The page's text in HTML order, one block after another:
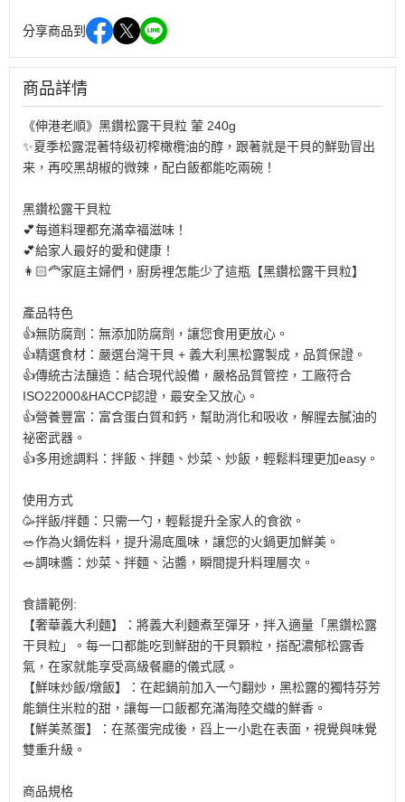
分享商品到
商品詳情
《伸港老順》黑鑽松露干貝粒 葷 240g
✨夏季松露混著特级初榨橄欖油的醇，跟著就是干貝的鮮勁冒出
来，再咬黑胡椒的微辣，配白飯都能吃兩碗！
黑鑽松露干貝粒
💕每道料理都充滿幸福滋味！
💕給家人最好的愛和健康！
👩🏻‍🦰家庭主婦們，廚房裡怎能少了這瓶【黑鑽松露干貝粒】
產品特色
👍無防腐劑：無添加防腐劑，讓您食用更放心。
👍精選食材：嚴選台灣干貝 + 義大利黑松露製成，品質保證。
👍傳統古法釀造：結合現代設備，嚴格品質管控，工廠符合
ISO22000&HACCP認證，最安全又放心。
👍營養豐富：富含蛋白質和鈣，幫助消化和吸收，解腥去膩油的
祕密武器。
👍多用途調料：拌飯、拌麵、炒菜、炒飯，輕鬆料理更加easy。
使用方式
🥳拌飯/拌麵：只需一勺，輕鬆提升全家人的食欲。
🥗作為火鍋佐料，提升湯底風味，讓您的火鍋更加鮮美。
🥗調味醬：炒菜、拌麵、沾醬，瞬間提升料理層次。
食譜範例:
【奢華義大利麵】：將義大利麵煮至彈牙，拌入適量「黑鑽松露
干貝粒」。每一口都能吃到鮮甜的干貝顆粒，搭配濃郁松露香
氣，在家就能享受高級餐廳的儀式感。
【鮮味炒飯/燉飯】：在起鍋前加入一勺翻炒，黑松露的獨特芬芳
能鎖住米粒的甜，讓每一口飯都充滿海陸交織的鮮香。
【鮮美蒸蛋】：在蒸蛋完成後，舀上一小匙在表面，視覺與味覺
雙重升級。
商品規格